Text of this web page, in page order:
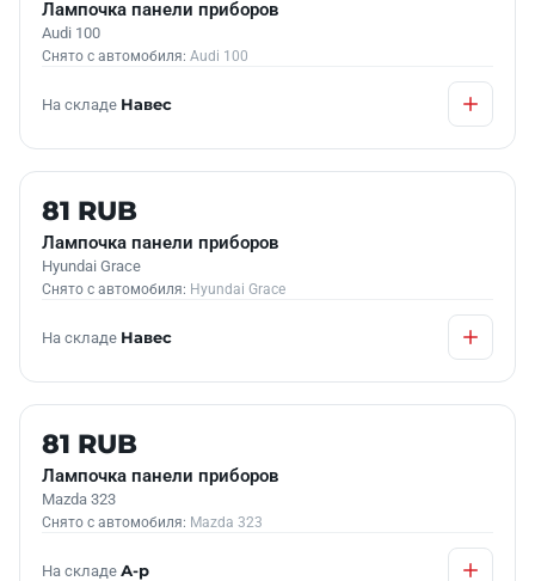
Лампочка панели приборов
Audi 100
Снято с автомобиля: Audi 100
На складе Навес
Б/У В НАЛИЧИИ
81 RUB
Лампочка панели приборов
Hyundai Grace
Снято с автомобиля: Hyundai Grace
На складе Навес
Б/У В НАЛИЧИИ
81 RUB
Лампочка панели приборов
Mazda 323
Снято с автомобиля: Mazda 323
На складе А-р